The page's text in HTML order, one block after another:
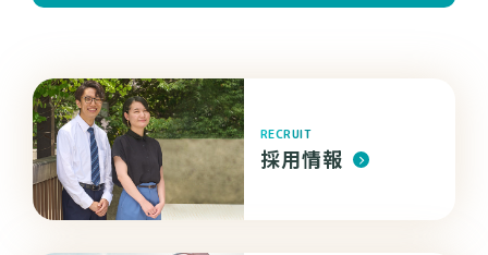
RECRUIT
採用情報